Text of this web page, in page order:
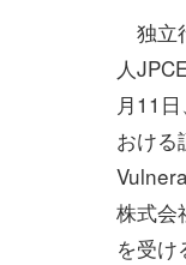
独立
人
月11
おける
株式会
を受け